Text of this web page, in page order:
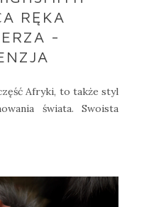
RĘKA
-
Afryki, to także styl
świata. Swoista